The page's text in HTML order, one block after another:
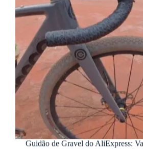
Guidão de Gravel do AliExpress: